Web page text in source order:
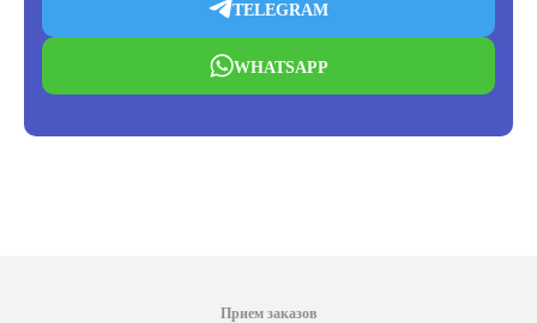
TELEGRAM
WHATSAPP
Прием заказов